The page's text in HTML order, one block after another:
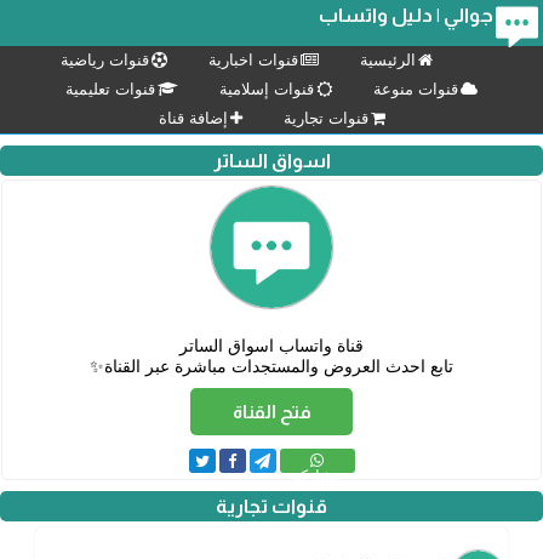
جوالي | دليل واتساب
الرئيسية قنوات اخبارية
قنوات رياضية
قنوات منوعة
قنوات إسلامية
قنوات تعليمية
قنوات تجارية
إضافة قناة
اسواق الساتر
تابع احدث العروض والمستجدات مباشرة عبر القناة✨
فتح القناة
مشاركة
قنوات تجارية